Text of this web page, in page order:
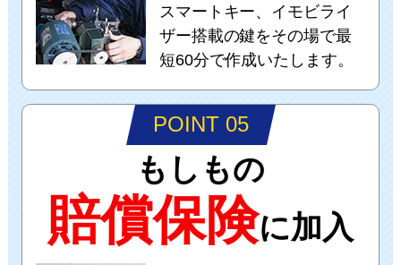
スマートキー、イモビライ
ザー搭載の鍵をその場で最
短60分で作成いたします。
POINT 05
もしもの
賠償保険に加入